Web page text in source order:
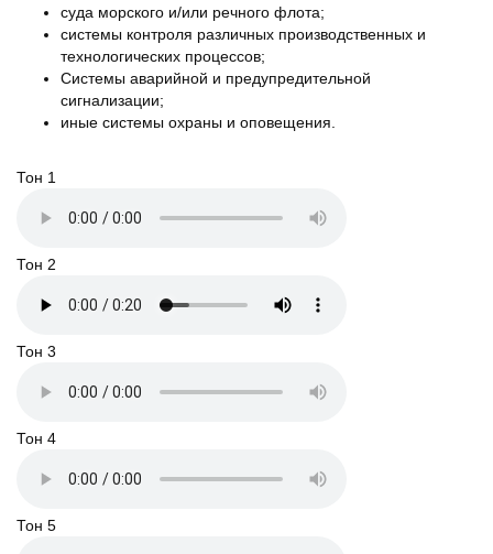
суда морского и/или речного флота;
системы контроля различных производственных и
технологических процессов;
Системы аварийной и предупредительной
сигнализации;
иные системы охраны и оповещения.
Тон 1
Тон 2
Тон 3
Тон 4
Тон 5